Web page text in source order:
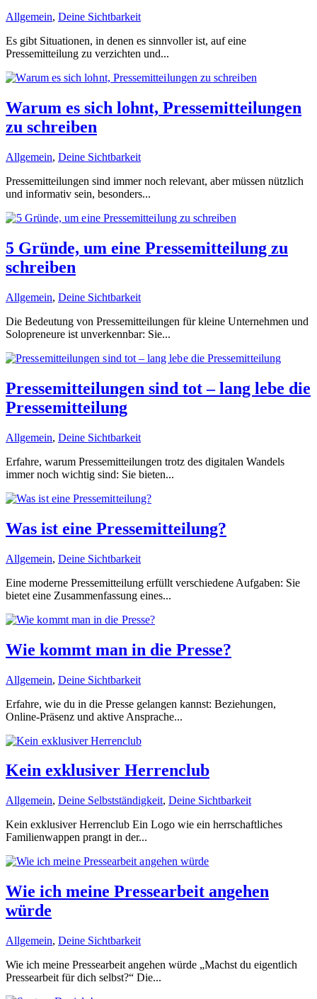
Allgemein, Deine Sichtbarkeit
Es gibt Situationen, in denen es sinnvoller ist, auf eine
Pressemitteilung zu verzichten und...
Warum es sich lohnt, Pressemitteilungen
zu schreiben
Allgemein, Deine Sichtbarkeit
Pressemitteilungen sind immer noch relevant, aber müssen nützlich
und informativ sein, besonders...
5 Gründe, um eine Pressemitteilung zu
schreiben
Allgemein, Deine Sichtbarkeit
Die Bedeutung von Pressemitteilungen für kleine Unternehmen und
Solopreneure ist unverkennbar: Sie...
Pressemitteilungen sind tot – lang lebe die
Pressemitteilung
Allgemein, Deine Sichtbarkeit
Erfahre, warum Pressemitteilungen trotz des digitalen Wandels
immer noch wichtig sind: Sie bieten...
Was ist eine Pressemitteilung?
Allgemein, Deine Sichtbarkeit
Eine moderne Pressemitteilung erfüllt verschiedene Aufgaben: Sie
bietet eine Zusammenfassung eines...
Wie kommt man in die Presse?
Allgemein, Deine Sichtbarkeit
Erfahre, wie du in die Presse gelangen kannst: Beziehungen,
Online-Präsenz und aktive Ansprache...
Kein exklusiver Herrenclub
Allgemein, Deine Selbstständigkeit, Deine Sichtbarkeit
Kein exklusiver Herrenclub Ein Logo wie ein herrschaftliches
Familienwappen prangt in der...
Wie ich meine Pressearbeit angehen
würde
Allgemein, Deine Sichtbarkeit
Wie ich meine Pressearbeit angehen würde „Machst du eigentlich
Pressearbeit für dich selbst?“ Die...